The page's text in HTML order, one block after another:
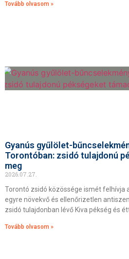
Tovább olvasom »
Gyanús gyűlölet-
Torontóban: zsidó tulajdonú
meg
2026.07.27.
Torontó zsidó közössége ismét felhívja
egyre növekvő és ellenőrizetlen
zsidó tulajdonban lévő Kiva pékség és
Tovább olvasom »